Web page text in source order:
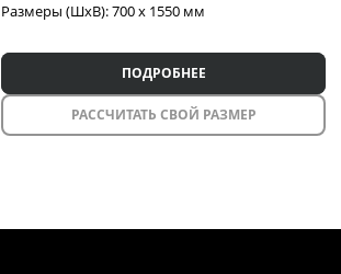
Размеры (ШxВ): 700 x 1550 мм
ПОДРОБНЕЕ
РАССЧИТАТЬ СВОЙ РАЗМЕР